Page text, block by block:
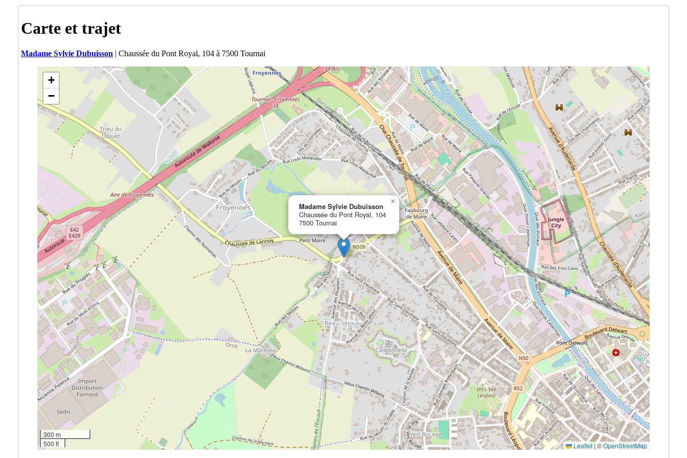
Carte et trajet
Madame Sylvie Dubuisson | Chaussée du Pont Royal, 104 à 7500 Tournai
Madame Sylvie Dubuisson
Chaussée du Pont Royal, 104
7500 Tournai
×
+
−
300 m
500 ft
Leaflet | ©OpenStreetMap